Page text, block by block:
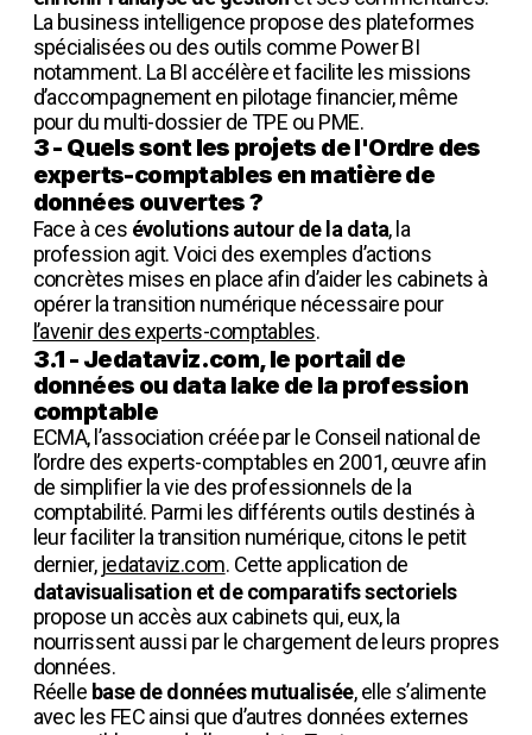
La business intelligence propose des plateformes
spécialisées ou des outils comme Power BI
notamment. La BI accélère et facilite les missions
d’accompagnement en pilotage financier, même
pour du multi-dossier de TPE ou PME.
3 - Quels sont les projets de l'Ordre des
experts-comptables en matière de
données ouvertes ?
Face à ces évolutions autour de la data, la
profession agit. Voici des exemples d’actions
concrètes mises en place afin d’aider les cabinets à
opérer la transition numérique nécessaire pour
l’avenir des experts-comptables.
3.1 - Jedataviz.com, le portail de
données ou data lake de la profession
comptable
ECMA, l’association créée par le Conseil national de
l’ordre des experts-comptables en 2001, œuvre afin
de simplifier la vie des professionnels de la
comptabilité. Parmi les différents outils destinés à
leur faciliter la transition numérique, citons le petit
dernier, jedataviz.com. Cette application de
datavisualisation et de comparatifs sectoriels
propose un accès aux cabinets qui, eux, la
nourrissent aussi par le chargement de leurs propres
données.
Réelle base de données mutualisée, elle s’alimente
avec les FEC ainsi que d’autres données externes